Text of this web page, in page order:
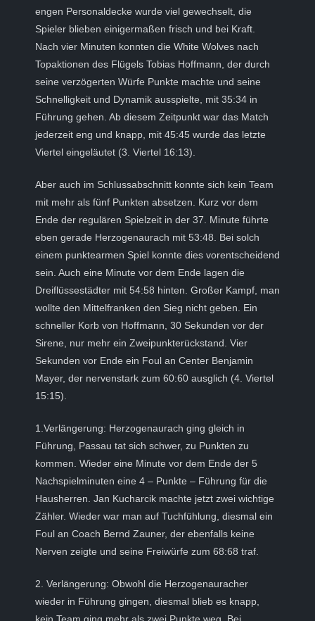
engen Personaldecke wurde viel gewechselt, die
Spieler blieben einigermaßen frisch und bei Kraft.
Nach vier Minuten konnten die White Wolves nach
Topaktionen des Flügels Tobias Hoffmann, der durch
seine verzögerten Würfe Punkte machte und seine
Schnelligkeit und Dynamik ausspielte, mit 35:34 in
Führung gehen. Ab diesem Zeitpunkt war das Match
jederzeit eng und knapp, mit 45:45 wurde das letzte
Viertel eingeläutet (3. Viertel 16:13).
Aber auch im Schlussabschnitt konnte sich kein Team
mit mehr als fünf Punkten absetzen. Kurz vor dem
Ende der regulären Spielzeit in der 37. Minute führte
eben gerade Herzogenaurach mit 53:48. Bei solch
einem punktearmen Spiel konnte dies vorentscheidend
sein. Auch eine Minute vor dem Ende lagen die
Dreiflüssestädter mit 54:58 hinten. Großer Kampf, man
wollte den Mittelfranken den Sieg nicht geben. Ein
schneller Korb von Hoffmann, 30 Sekunden vor der
Sirene, nur mehr ein Zweipunkterückstand. Vier
Sekunden vor Ende ein Foul an Center Benjamin
Mayer, der nervenstark zum 60:60 ausglich (4. Viertel
15:15).
1.Verlängerung: Herzogenaurach ging gleich in
Führung, Passau tat sich schwer, zu Punkten zu
kommen. Wieder eine Minute vor dem Ende der 5
Nachspielminuten eine 4 – Punkte – Führung für die
Hausherren. Jan Kucharcik machte jetzt zwei wichtige
Zähler. Wieder war man auf Tuchfühlung, diesmal ein
Foul an Coach Bernd Zauner, der ebenfalls keine
Nerven zeigte und seine Freiwürfe zum 68:68 traf.
2. Verlängerung: Obwohl die Herzogenauracher
wieder in Führung gingen, diesmal blieb es knapp,